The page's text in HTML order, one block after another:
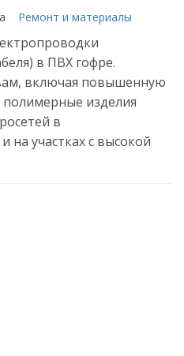
Ремонт и материалы
в ПВХ гофре.
включая повышенную
полимерные изделия
в
на участках с высокой